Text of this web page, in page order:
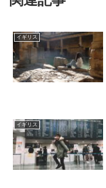
イギリス
イギリス